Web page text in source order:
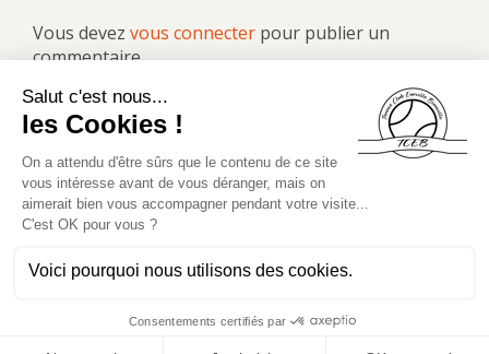
Vous devez vous connecter pour publier un
commentaire.
Retour au début
Mobile
Merci de votre visite